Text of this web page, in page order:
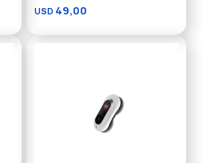
USD 49,00